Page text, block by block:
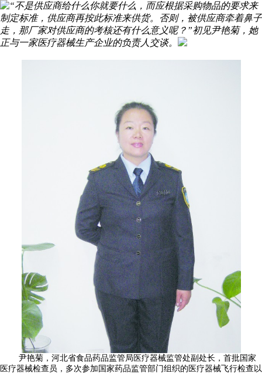
“不是供应商给什么你就要什么，而应根据采购物品的要求来
制定标准，供应商再按此标准来供货。否则，被供应商牵着鼻子
走，那厂家对供应商的考核还有什么意义呢？”初见尹艳菊，她
正与一家医疗器械生产企业的负责人交谈。
尹艳菊，河北省食品药品监管局医疗器械监管处副处长，首批国家
医疗器械检查员，多次参加国家药品监管部门组织的医疗器械飞行检查以